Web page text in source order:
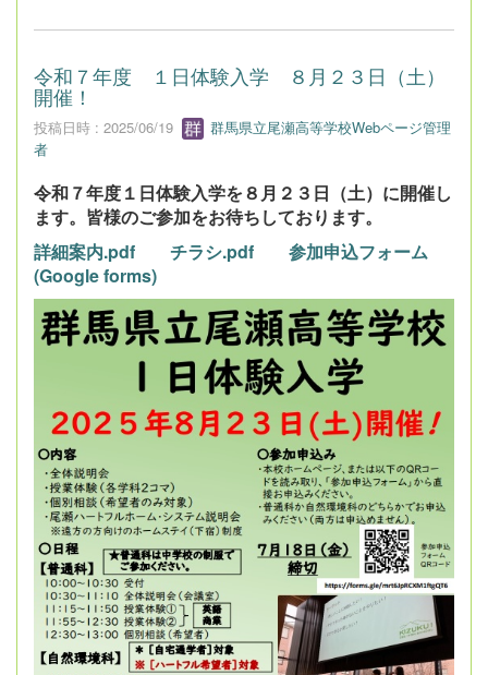
令和７年度 １日体験入学 ８月２３日（土）
開催！
投稿日時 : 2025/06/19
群馬県立尾瀬高等学校Webページ管理
者
令和７年度１日体験入学を８月２３日（土）に開催し
ます。皆様のご参加をお待ちしております。
詳細案内.pdf
チラシ.pdf
参加申込フォーム
(Google forms)